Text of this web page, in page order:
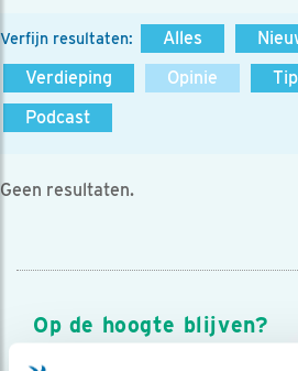
Verfijn resultaten: Alles
Verdieping
Opinie Tip
Podcast
Geen resultaten.
Op de hoogte blijven?
Meld je aan en ontvang nieuws,